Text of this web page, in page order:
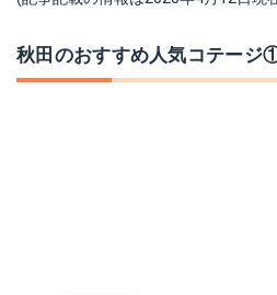
秋田のおすすめ人気コテージ